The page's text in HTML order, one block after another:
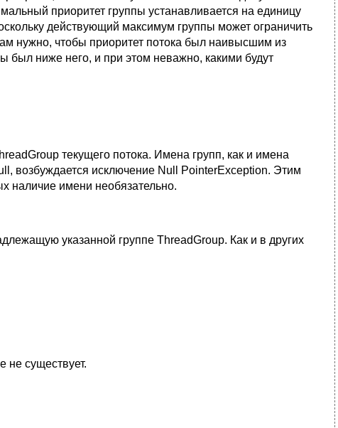
приоритет группы устанавливается на единицу
действующий максимум группы может ограничить
нужно, чтобы приоритет потока был наивысшим из
был ниже него, и при этом неважно, какими будут
текущего потока. Имена групп, как и имена
возбуждается исключение Null PointerException. Этим
наличие имени необязательно.
указанной группе ThreadGroup. Как и в других
не существует.